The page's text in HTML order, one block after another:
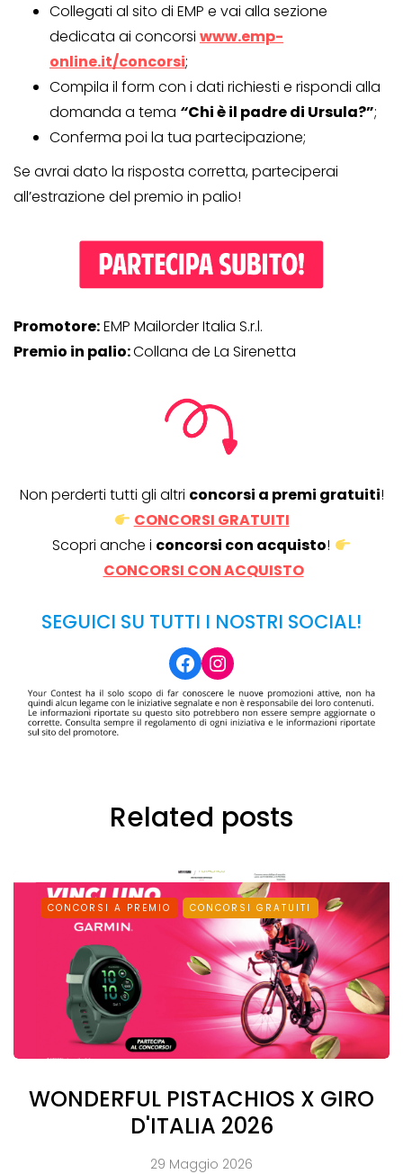
Collegati al sito di EMP e vai alla sezione
dedicata ai concorsi www.emp-
online.it/concorsi;
Compila il form con i dati richiesti e rispondi alla
domanda a tema “Chi è il padre di Ursula?”;
Conferma poi la tua partecipazione;
Se avrai dato la risposta corretta, parteciperai
all’estrazione del premio in palio!
Promotore:EMP Mailorder Italia S.r.l.
Premio in palio:Collana de La Sirenetta
Non perderti tutti gli altri concorsi a premi gratuiti!
CONCORSI GRATUITI
Scopri anche i concorsi con acquisto!
CONCORSI CON ACQUISTO
SEGUICI SU TUTTI I NOSTRI SOCIAL!
Facebook
Instagram
Related posts
CONCORSI A PREMIO CONCORSI GRATUITI
WONDERFUL PISTACHIOS X GIRO
D'ITALIA 2026
29 Maggio 2026